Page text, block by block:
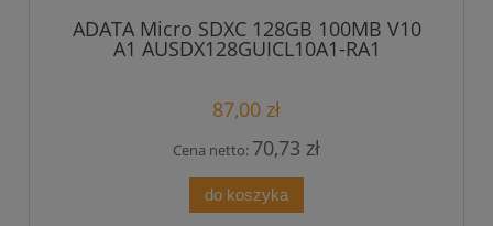
ADATA Micro SDXC 128GB 100MB V10
A1 AUSDX128GUICL10A1-RA1
87,00 zł
Cena netto: 70,73 zł
do koszyka